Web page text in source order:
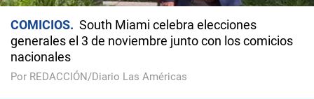
COMICIOS
South Miami celebra elecciones
generales el 3 de noviembre junto con los comicios
nacionales
Por REDACCIÓN/Diario Las Américas